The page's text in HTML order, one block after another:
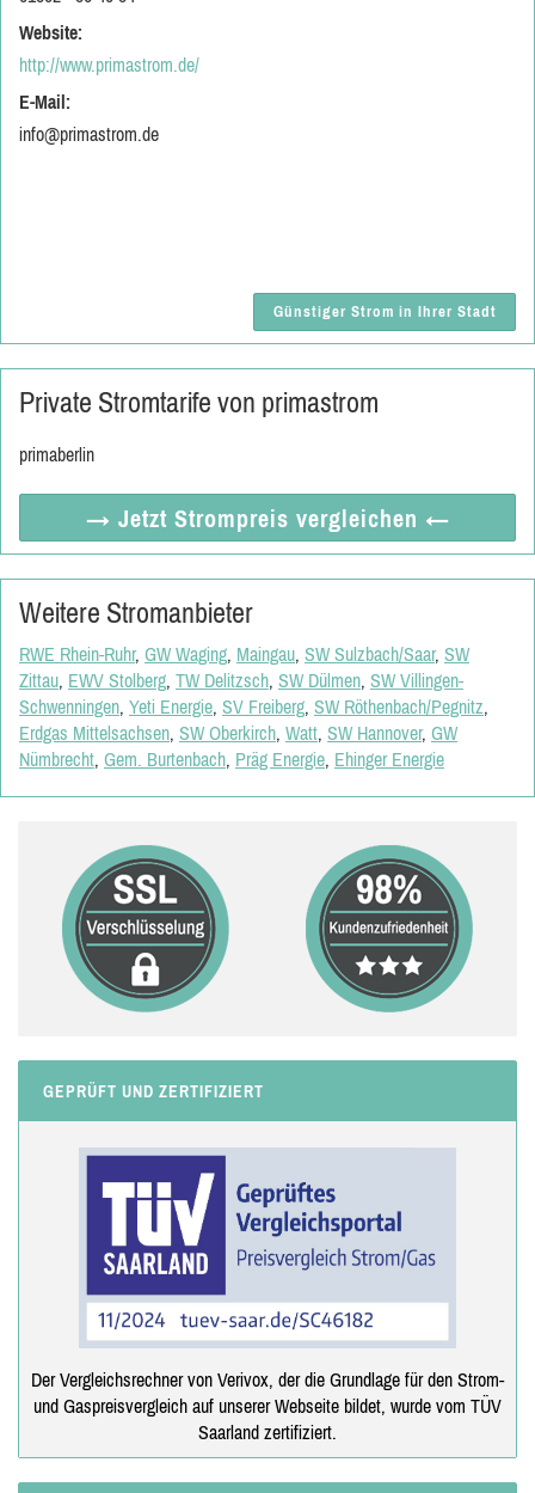
Website:
http://www.primastrom.de/
E-Mail:
info@primastrom.de
Günstiger Strom in Ihrer Stadt
Private Stromtarife von primastrom
primaberlin
→ Jetzt Strompreis vergleichen ←
Weitere Stromanbieter
RWE Rhein-Ruhr, GW Waging, Maingau, SW Sulzbach/Saar, SW
Zittau, EWV Stolberg, TW Delitzsch, SW Dülmen, SW Villingen-
Schwenningen, Yeti Energie, SV Freiberg, SW Röthenbach/Pegnitz,
Erdgas Mittelsachsen, SW Oberkirch, Watt, SW Hannover, GW
Nümbrecht, Gem. Burtenbach, Präg Energie, Ehinger Energie
GEPRÜFT UND ZERTIFIZIERT
Der Vergleichsrechner von Verivox, der die Grundlage für den Strom-
und Gaspreisvergleich auf unserer Webseite bildet, wurde vom TÜV
Saarland zertifiziert.